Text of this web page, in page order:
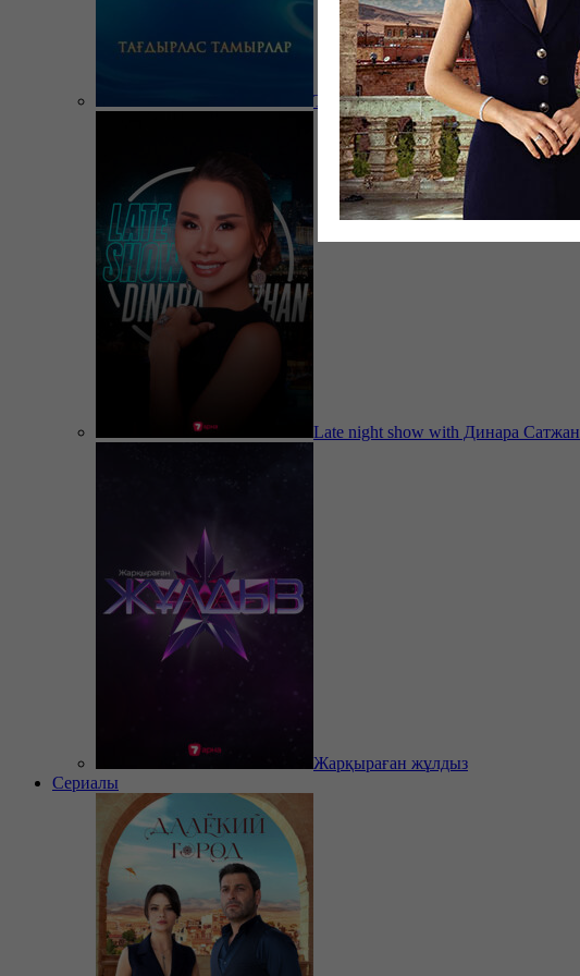
Тағдырлас тамырлар
Late night show with Динара Сатжан
Жарқыраған жұлдыз
Сериалы